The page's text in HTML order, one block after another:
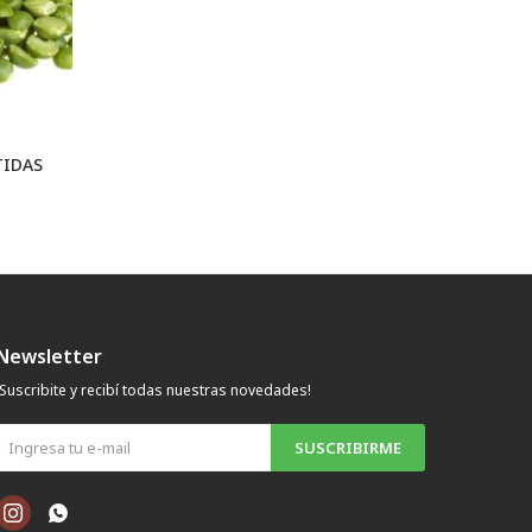
y recibí todas nuestras novedades!
SUSCRIBIRME
 